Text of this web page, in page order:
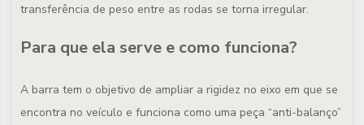
transferência de peso entre as rodas se torna irregular.
Para que ela serve e como funciona?
A barra tem o objetivo de ampliar a rigidez no eixo em que se
encontra no veículo e funciona como uma peça “anti-balanço”